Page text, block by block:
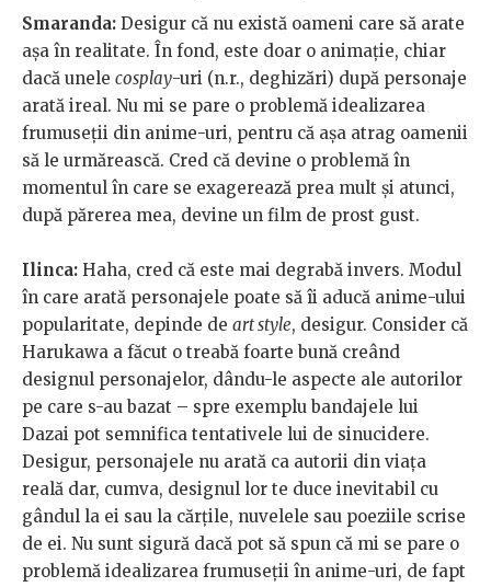
Smaranda: Desigur că nu există oameni care să arate
așa în realitate. În fond, este doar o animație, chiar
dacă unele cosplay-uri (n.r., deghizări) după personaje
arată ireal. Nu mi se pare o problemă idealizarea
frumuseții din anime-uri, pentru că așa atrag oamenii
să le urmărească. Cred că devine o problemă în
momentul în care se exagerează prea mult și atunci,
după părerea mea, devine un film de prost gust.
Ilinca: Haha, cred că este mai degrabă invers. Modul
în care arată personajele poate să îi aducă anime-ului
popularitate, depinde de art style, desigur. Consider că
Harukawa a făcut o treabă foarte bună creând
designul personajelor, dându-le aspecte ale autorilor
pe care s-au bazat – spre exemplu bandajele lui
Dazai pot semnifica tentativele lui de sinucidere.
Desigur, personajele nu arată ca autorii din viața
reală dar, cumva, designul lor te duce inevitabil cu
gândul la ei sau la cărțile, nuvelele sau poeziile scrise
de ei. Nu sunt sigură dacă pot să spun că mi se pare o
problemă idealizarea frumuseții în anime-uri, de fapt